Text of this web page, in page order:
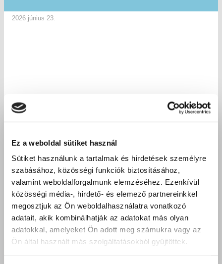
Ez a weboldal sütiket használ
Sütiket használunk a tartalmak és hirdetések személyre
szabásához, közösségi funkciók biztosításához,
valamint weboldalforgalmunk elemzéséhez. Ezenkívül
közösségi média-, hirdető- és elemező partnereinkkel
megosztjuk az Ön weboldalhasználatra vonatkozó
adatait, akik kombinálhatják az adatokat más olyan
adatokkal, amelyeket Ön adott meg számukra vagy az
Ön által használt más szolgáltatásokból gyűjtöttek.
2026 június 23.